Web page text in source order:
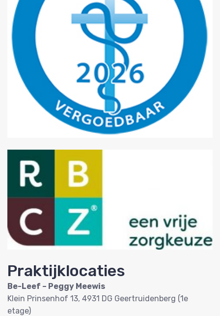
Praktijklocaties
Be-Leef – Peggy Meewis
Klein Prinsenhof 13, 4931 DG Geertruidenberg (1e
etage)